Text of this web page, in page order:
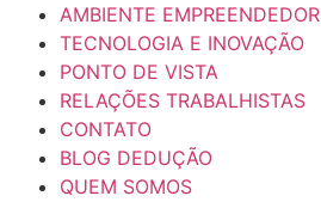
AMBIENTE EMPREENDEDOR
TECNOLOGIA E INOVAÇÃO
PONTO DE VISTA
RELAÇÕES TRABALHISTAS
CONTATO
BLOG DEDUÇÃO
QUEM SOMOS